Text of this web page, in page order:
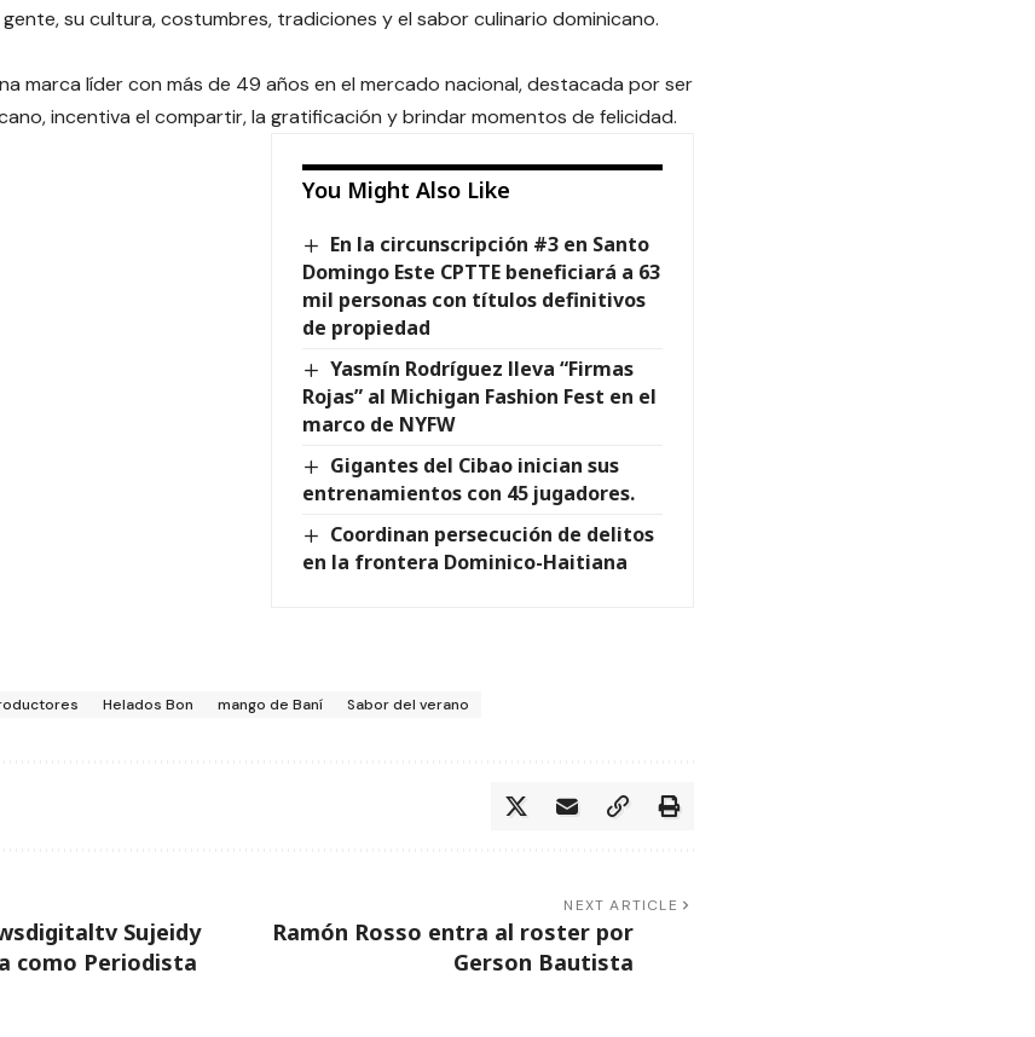
su cultura, costumbres, tradiciones y el sabor culinario dominicano.
marca líder con más de 49 años en el mercado nacional, destacada por ser
incentiva el compartir, la gratificación y brindar momentos de felicidad.
You Might Also Like
En la circunscripción #3 en Santo
Domingo Este CPTTE beneficiará a 63
mil personas con títulos definitivos
de propiedad
Yasmín Rodríguez lleva “Firmas
Rojas” al Michigan Fashion Fest en el
marco de NYFW
Gigantes del Cibao inician sus
entrenamientos con 45 jugadores.
Coordinan persecución de delitos
en la frontera Dominico-Haitiana
Helados Bon mango de Baní Sabor del verano
Sujeidy
como Periodista
NEXT ARTICLE
Ramón Rosso entra al roster por
Gerson Bautista